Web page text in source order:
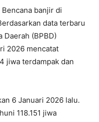
Bencana banjir di
data terbaru
Daerah (BPBD)
2026 mencatat
jiwa terdampak dan
6 Januari 2026 lalu.
118.151 jiwa